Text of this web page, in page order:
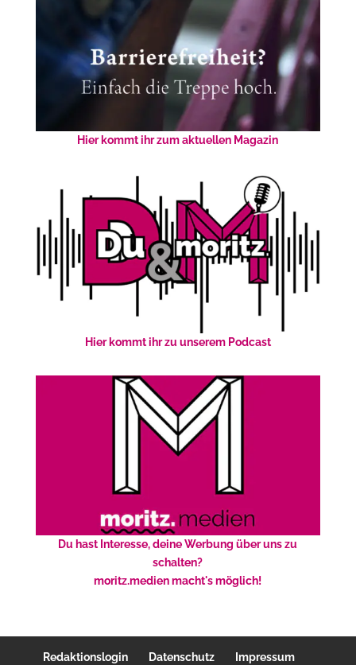
Hier kommt ihr zum aktuellen Magazin
Hier kommt ihr zu unserem Podcast
Du hast Interesse, deine Werbung über uns zu
schalten?
moritz.medien macht's möglich!
Redaktionslogin Datenschutz Impressum